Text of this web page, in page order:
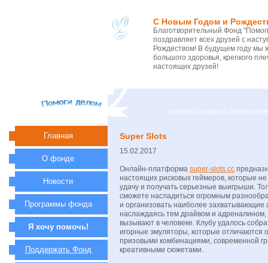
С Новым Годом и
Благотворительный Фонд
поздравляет всех друзей с
Рождеством! В будущем году
большого здоровья, крепкого
настоящих друзей!
проект создан по
Super Slots
15.02.2017
Онлайн-платформа super-slots.cc
настоящих рисковых геймеров, которые не
удачу и получать серьезные выигрыши.
сможете насладиться огромным
и организовать наиболее захватывающие
наслаждаясь тем драйвом и адреналином,
вызывают в человеке. Клубу удалось
игорные эмуляторы, которые отличаются
призовыми комбинациями, современной
креативными сюжетами.
Главная
О фонде
Новости
Программы фонда
Я хочу помочь!
Поддержать Фонд